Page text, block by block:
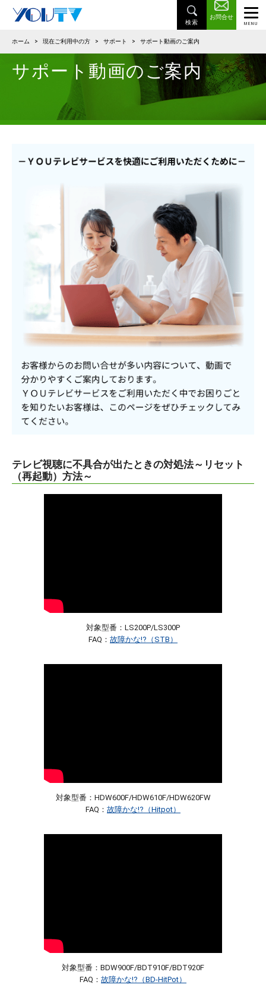
お問合せ
ホーム > 現在ご利用中の方 > サポート > サポート動画のご案内
サポート動画のご案内
テレビ視聴に不具合が出たときの対処法～リセット
（再起動）方法～
対象型番：LS200P/LS300P
FAQ： 故障かな!?（STB）
対象型番：HDW600F/HDW610F/HDW620FW
FAQ： 故障かな!?（Hitpot）
対象型番：BDW900F/BDT910F/BDT920F
FAQ： 故障かな!?（BD-HitPot）